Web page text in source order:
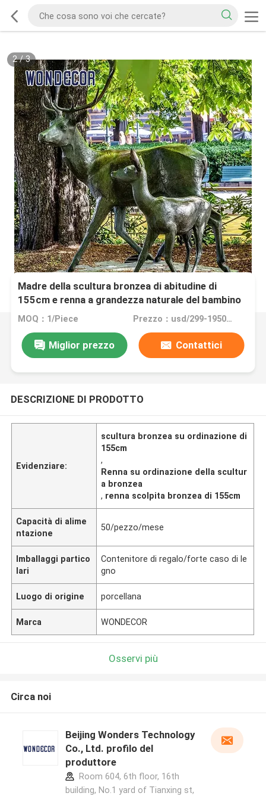
2/3
Madre della scultura bronzea di abitudine di
155cm e renna a grandezza naturale del bambino
MOQ：1/Piece Prezzo：usd/299-19500/Piece
Miglior prezzo Contattici
DESCRIZIONE DI PRODOTTO
Evidenziare:
scultura bronzea su ordinazione di
155cm
,
Renna su ordinazione della scultur
a bronzea
, renna scolpita bronzea di 155cm
Capacità di alime
ntazione
50/pezzo/mese
Imballaggi partico
lari
Contenitore di regalo/forte caso di le
gno
Luogo di origine porcellana
Marca WONDECOR
Osservi più
Circa noi
Beijing Wonders Technology
Co., Ltd. profilo del
produttore
Room 604, 6th floor, 16th
building, No.1 yard of Tianxing st,